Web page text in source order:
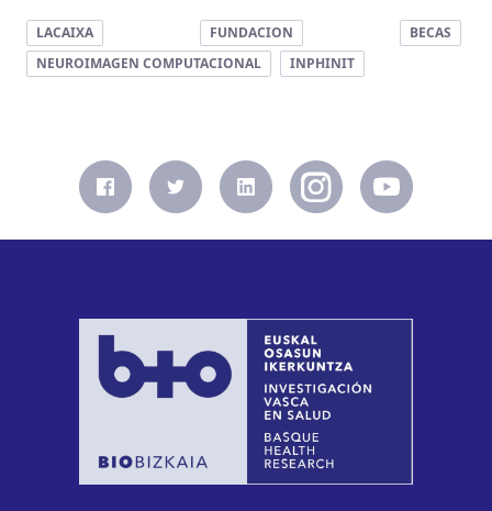
LACAIXA FUNDACION
BECAS
NEUROIMAGEN COMPUTACIONAL
INPHINIT